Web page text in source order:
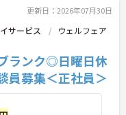
修を受け
タート
でのサポ
力し合
に応じた
り、ご
て長く働
の一つで
更新日：2026年07月30日
サービス
ウェルフェア
ランク◎日曜日休
員募集＜正社員＞